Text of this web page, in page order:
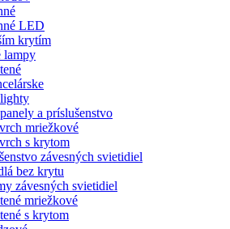
LED
krytím
lampy
a príslušenstvo
mriežkové
s krytom
závesných svietidiel
bez krytu
závesných svietidiel
mriežkové
s krytom